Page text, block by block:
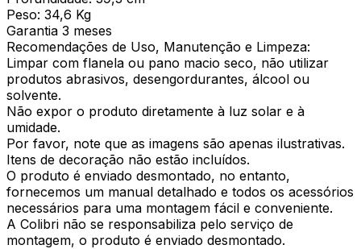
Peso: 34,6 Kg
Garantia 3 meses
Recomendações de Uso, Manutenção e Limpeza:
Limpar com flanela ou pano macio seco, não utilizar
produtos abrasivos, desengordurantes, álcool ou
solvente.
Não expor o produto diretamente à luz solar e à
umidade.
Por favor, note que as imagens são apenas ilustrativas.
Itens de decoração não estão incluídos.
O produto é enviado desmontado, no entanto,
fornecemos um manual detalhado e todos os acessórios
necessários para uma montagem fácil e conveniente.
A Colibri não se responsabiliza pelo serviço de
montagem, o produto é enviado desmontado.